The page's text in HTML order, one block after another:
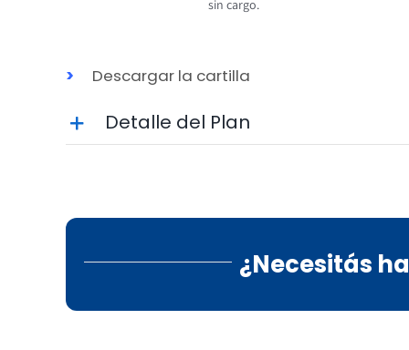
sin cargo.
> Descargar la cartilla
Detalle del Plan
¿Necesitás